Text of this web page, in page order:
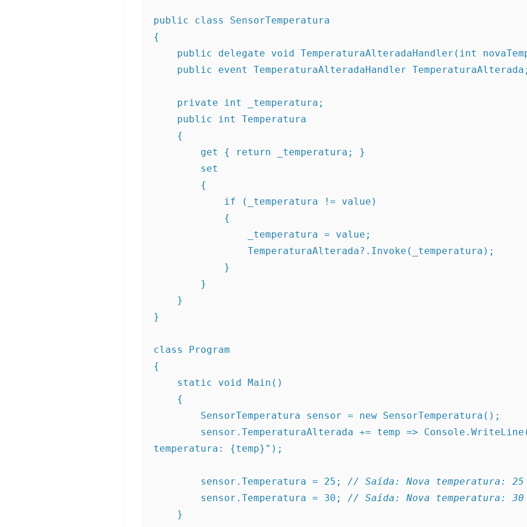
public class SensorTemperatura
{
public delegate void TemperaturaAlteradaHandler(int
    public event TemperaturaAlteradaHandler TemperaturaAlterada;
    private int _temperatura;
    public int Temperatura
    {
        get { return _temperatura; }
        set
        {
            if (_temperatura != value)
            {
                _temperatura = value;
                TemperaturaAlterada?.Invoke(_temperatura);
            }
        }
    }
}
class Program
{
    static void Main()
    {
        SensorTemperatura sensor = new SensorTemperatura();
temperatura: {temp}");
        sensor.Temperatura = 25;
// Saída: Nova temperatura: 25
        sensor.Temperatura = 30;
// Saída: Nova temperatura: 30
    }